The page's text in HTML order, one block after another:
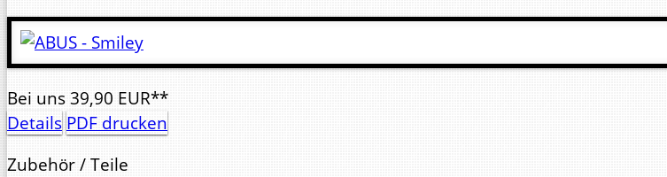
Bei uns39,90 EUR**
Details PDF drucken
Zubehör / Teile